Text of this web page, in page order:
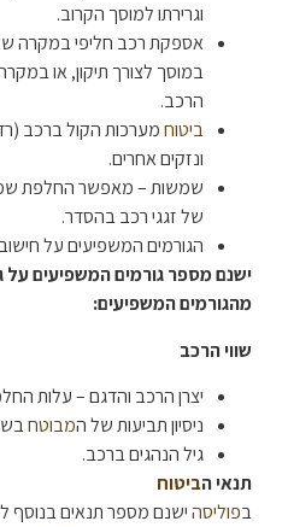
וגרירתו למוסך הקרוב.
אספקת רכב חליפי במקרה
במוסך לצורך תיקון, או
הרכב.
ביטוחמערכות הקול ברכב
ונזקים אחרים.
שמשות – מאפשר החלפת
של זגגי רכב בהסדר.
הגורמים המשפיעים על
ישנם מספר גורמים המשפיעים על
מהגורמים המשפיעים:
שווי הרכב
יצרן הרכב והדגם – עלות
ניסיון תביעות של המבוטח
גיל הנהגים ברכב.
תנאי הביטוח
בפוליסהישנם מספר תנאים בנוסף